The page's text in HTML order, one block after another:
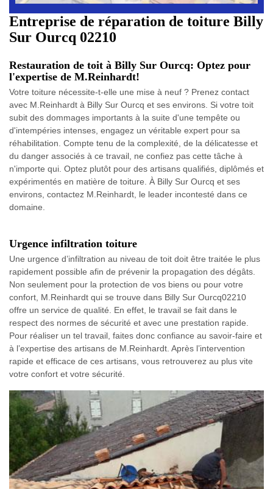
Entreprise de réparation de toiture Billy
Sur Ourcq 02210
Restauration de toit à Billy Sur Ourcq: Optez pour
l'expertise de M.Reinhardt!
Votre toiture nécessite-t-elle une mise à neuf ? Prenez contact
avec M.Reinhardt à Billy Sur Ourcq et ses environs. Si votre toit
subit des dommages importants à la suite d'une tempête ou
d'intempéries intenses, engagez un véritable expert pour sa
réhabilitation. Compte tenu de la complexité, de la délicatesse et
du danger associés à ce travail, ne confiez pas cette tâche à
n'importe qui. Optez plutôt pour des artisans qualifiés, diplômés et
expérimentés en matière de toiture. À Billy Sur Ourcq et ses
environs, contactez M.Reinhardt, le leader incontesté dans ce
domaine.
Urgence infiltration toiture
Une urgence d’infiltration au niveau de toit doit être traitée le plus
rapidement possible afin de prévenir la propagation des dégâts.
Non seulement pour la protection de vos biens ou pour votre
confort, M.Reinhardt qui se trouve dans Billy Sur Ourcq02210
offre un service de qualité. En effet, le travail se fait dans le
respect des normes de sécurité et avec une prestation rapide.
Pour réaliser un tel travail, faites donc confiance au savoir-faire et
à l’expertise des artisans de M.Reinhardt. Après l’intervention
rapide et efficace de ces artisans, vous retrouverez au plus vite
votre confort et votre sécurité.